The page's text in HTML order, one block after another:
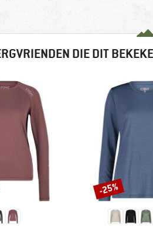
DIE DIT
Korting
-25%